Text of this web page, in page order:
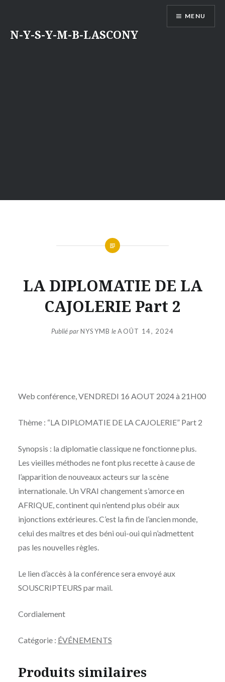
contenu
N-Y-S-Y-M-B-LASCONY
MENU
LA DIPLOMATIE DE LA
CAJOLERIE Part 2
Publié parNYSYMB leAOÛT 14, 2024
Web conférence, VENDREDI 16 AOUT 2024 à 21H00
Thème : “LA DIPLOMATIE DE LA CAJOLERIE” Part 2
Synopsis : la diplomatie classique ne fonctionne plus.
Les vieilles méthodes ne font plus recette à cause de
l’apparition de nouveaux acteurs sur la scène
internationale. Un VRAI changement s’amorce en
AFRIQUE, continent qui n’entend plus obéir aux
injonctions extérieures. C’est la fin de l’ancien monde,
celui des maîtres et des béni oui-oui qui n’admettent
pas les nouvelles règles.
Le lien d’accès à la conférence sera envoyé aux
SOUSCRIPTEURS par mail.
Cordialement
Catégorie : ÉVÉNEMENTS
Produits similaires